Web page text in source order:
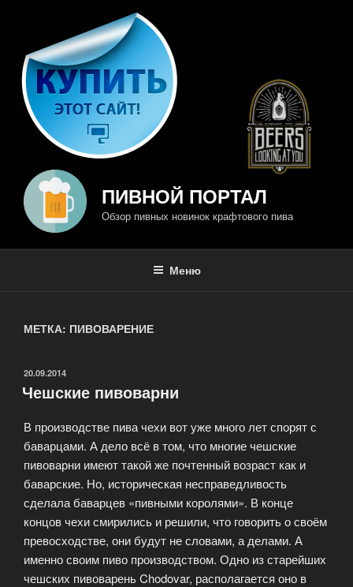
содержимому
ПИВНОЙ ПОРТАЛ
Обзор пивных новинок крафтового пива
Меню
МЕТКА: ПИВОВАРЕНИЕ
ОПУБЛИКОВАНО
20.09.2014
Чешские пивоварни
В производстве пива чехи вот уже много лет спорят с
баварцами. А дело всё в том, что многие чешские
пивоварни имеют такой же почтенный возраст как и
баварские. Но, историческая несправедливость
сделала баварцев «пивными королями». В конце
концов чехи смирились и решили, что говорить о своём
превосходстве, они будут не словами, а делами. А
именно своим пиво производством. Одно из старейших
чешских пивоварень Chodovar, располагается оно в